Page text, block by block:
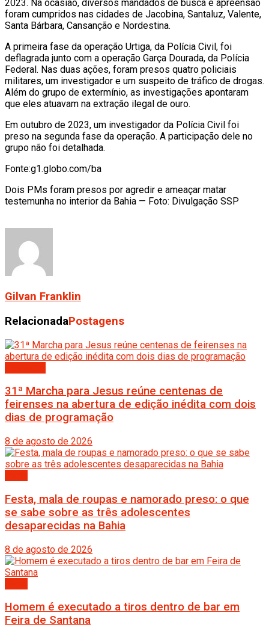
2023. Na ocasião, diversos mandados de busca e apreensão
foram cumpridos nas cidades de Jacobina, Santaluz, Valente,
Santa Bárbara, Cansanção e Nordestina.
A primeira fase da operação Urtiga, da Polícia Civil, foi
deflagrada junto com a operação Garça Dourada, da Polícia
Federal. Nas duas ações, foram presos quatro policiais
militares, um investigador e um suspeito de tráfico de drogas.
Além do grupo de extermínio, as investigações apontaram
que eles atuavam na extração ilegal de ouro.
Em outubro de 2023, um investigador da Polícia Civil foi
preso na segunda fase da operação. A participação dele no
grupo não foi detalhada.
Fonte:g1.globo.com/ba
Dois PMs foram presos por agredir e ameaçar matar
testemunha no interior da Bahia — Foto: Divulgação SSP
Gilvan Franklin
RelacionadaPostagens
31ª Marcha para Jesus reúne centenas de
feirenses na abertura de edição inédita com dois
dias de programação
8 de agosto de 2026
Festa, mala de roupas e namorado preso: o que
se sabe sobre as três adolescentes
desaparecidas na Bahia
8 de agosto de 2026
Homem é executado a tiros dentro de bar em
Feira de Santana